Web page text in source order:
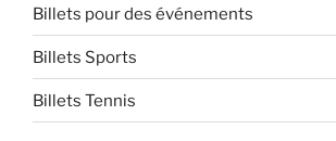
Billets pour des événements
Billets Sports
Billets Tennis